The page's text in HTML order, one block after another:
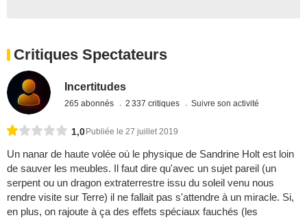
Critiques Spectateurs
Incertitudes
265 abonnés 2 337 critiques Suivre son activité
1,0 Publiée le 27 juillet 2019
Un nanar de haute volée où le physique de Sandrine Holt est loin
de sauver les meubles. Il faut dire qu'avec un sujet pareil (un
serpent ou un dragon extraterrestre issu du soleil venu nous
rendre visite sur Terre) il ne fallait pas s'attendre à un miracle. Si,
en plus, on rajoute à ça des effets spéciaux fauchés (les